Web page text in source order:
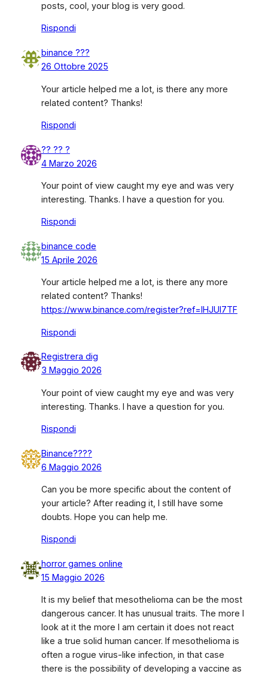
posts, cool, your blog is very good.
Rispondi
binance ???
26 Ottobre 2025
Your article helped me a lot, is there any more
related content? Thanks!
Rispondi
?? ?? ?
4 Marzo 2026
Your point of view caught my eye and was very
interesting. Thanks. I have a question for you.
Rispondi
binance code
15 Aprile 2026
Your article helped me a lot, is there any more
related content? Thanks!
https://www.binance.com/register?ref=IHJUI7TF
Rispondi
Registrera dig
3 Maggio 2026
Your point of view caught my eye and was very
interesting. Thanks. I have a question for you.
Rispondi
Binance????
6 Maggio 2026
Can you be more specific about the content of
your article? After reading it, I still have some
doubts. Hope you can help me.
Rispondi
horror games online
15 Maggio 2026
It is my belief that mesothelioma can be the most
dangerous cancer. It has unusual traits. The more I
look at it the more I am certain it does not react
like a true solid human cancer. If mesothelioma is
often a rogue virus-like infection, in that case
there is the possibility of developing a vaccine as